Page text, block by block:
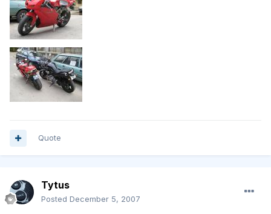
Quote
Tytus
Posted December 5, 2007